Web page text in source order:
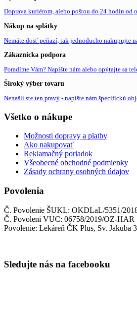
Doprava kuriérom, alebo poštou do 24 hodín od
Nákup na splátky
Nemáte dosť peňazí, tak jednoducho nakupujte
Zákaznícka podpora
Poradíme Vám? Napíšte nám alebo opýtajte sa
Široký výber tovaru
Nenašli ste ten pravý - napíšte nám špecifickú
Všetko o nákupe
Možnosti dopravy a platby
Ako nakupovať
Reklamačný poriadok
Všeobecné obchodné podmienky
Zásady ochrany osobných údajov
Povolenia
Č. Povolenie ŠUKL: OKDLaL/5351/
Č. Povoleni VUC: 06758/2019/OZ-HAR
Povolenie: Lekáreň ČK Plus, Sv. Jakuba
Sledujte nás na facebooku